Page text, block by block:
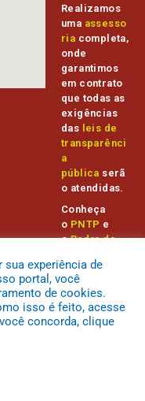
Realizamos
uma assesso
ria completa,
onde
garantimos
em contrato
que todas as
exigências
das leis de
transparênci
a
pública serã
o atendidas.
Conheça
o PNTP e
oRadar da
ia Pública
Municipal Moju
experiência de
portal, você
de cookies.
isso é feito, acesse
concorda, clique